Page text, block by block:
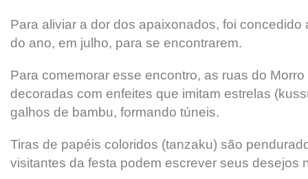
Para aliviar a dor dos apaixonados, foi concedido
do ano, em julho, para se encontrarem.
Para comemorar esse encontro, as ruas do
decoradas com enfeites que imitam estrelas
galhos de bambu, formando túneis.
Tiras de papéis coloridos (tanzaku) são
visitantes da festa podem escrever seus desejos